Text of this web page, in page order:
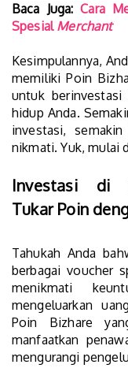
Baca Juga:Cara
Spesial Merchant
Kesimpulannya,
memiliki Poin
untuk
hidup Anda.
investasi,
nikmati. Yuk, mulai
Investasi di
Tukar Poin
Tahukah Anda
berbagai voucher
menikmati
mengeluarkan
Poin Bizhare
manfaatkan
mengurangi